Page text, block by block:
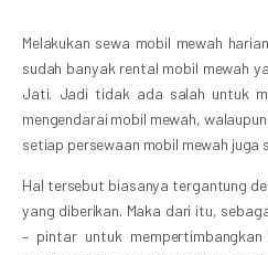
Melakukan sewa mobil mewah
sudah banyak rental mobil mewah
Jati. Jadi tidak ada salah untuk
mengendarai mobil mewah,
setiap persewaan mobil mewah juga
Hal tersebut biasanya tergantung
yang diberikan. Maka dari itu,
– pintar untuk